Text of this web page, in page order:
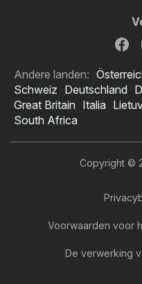
Andere landen:
Schweiz Deutschland
Great Britain Italia
South Africa
Copyright ©
Voorwaarden voor
De verwerking